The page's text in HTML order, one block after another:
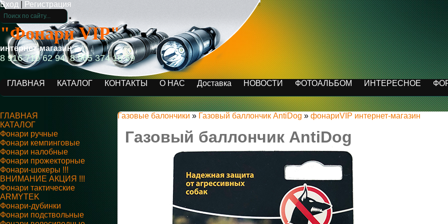
Вход Регистрация
"Фонари VIP"
интернет-магазин
8 916 710 62 94, 8 965 374 16 59
ГЛАВНАЯ КАТАЛОГ КОНТАКТЫ О НАС Доставка НОВОСТИ ФОТОАЛЬБОМ ИНТЕРЕСНОЕ
ГЛАВНАЯ
КАТАЛОГ
Фонари ручные
Фонари кемпинговые
Фонари налобные
Фонари прожекторные
Фонари-шокеры !!!
ВНИМАНИЕ АКЦИЯ !!!
Фонари тактические
ARMYTEK
Фонари-дубинки
Фонари подствольные
Газовые балончики » Газовый баллончик AntiDog » фонариVIP интернет-магазин
Газовый баллончик AntiDog